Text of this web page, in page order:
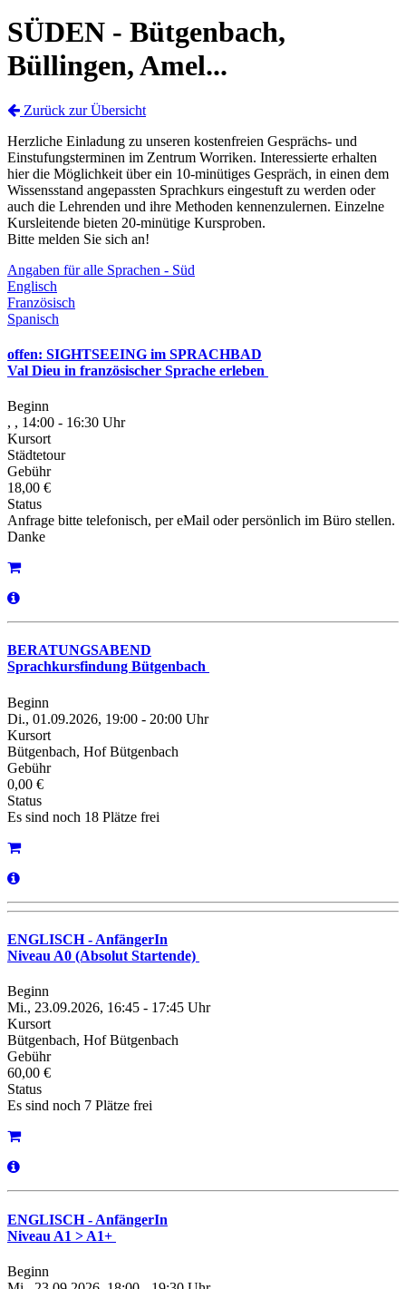
SÜDEN - Bütgenbach,
Büllingen, Amel...
Zurück zur Übersicht
Herzliche Einladung zu unseren kostenfreien Gesprächs- und
Einstufungsterminen im Zentrum Worriken. Interessierte erhalten
hier die Möglichkeit über ein 10-minütiges Gespräch, in einen dem
Wissensstand angepassten Sprachkurs eingestuft zu werden oder
auch die Lehrenden und ihre Methoden kennenzulernen. Einzelne
Kursleitende bieten 20-minütige Kursproben.
Bitte melden Sie sich an!
Angaben für alle Sprachen - Süd
Englisch
Französisch
Spanisch
offen: SIGHTSEEING im SPRACHBAD
Val Dieu in französischer Sprache erleben
Beginn
, , 14:00 - 16:30 Uhr
Kursort
Städtetour
Gebühr
18,00 €
Status
Anfrage bitte telefonisch, per eMail oder persönlich im Büro stellen.
Danke
BERATUNGSABEND
Sprachkursfindung Bütgenbach
Beginn
Di., 01.09.2026, 19:00 - 20:00 Uhr
Kursort
Bütgenbach, Hof Bütgenbach
Gebühr
0,00 €
Status
Es sind noch 18 Plätze frei
ENGLISCH - AnfängerIn
Niveau A0 (Absolut Startende)
Beginn
Mi., 23.09.2026, 16:45 - 17:45 Uhr
Kursort
Bütgenbach, Hof Bütgenbach
Gebühr
60,00 €
Status
Es sind noch 7 Plätze frei
ENGLISCH - AnfängerIn
Niveau A1 > A1+
Beginn